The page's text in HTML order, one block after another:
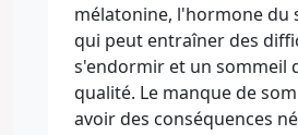
mélatonine, l'hormone du
qui peut entraîner des
s'endormir et un sommeil
qualité. Le manque de
avoir des conséquences